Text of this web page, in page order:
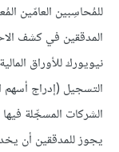
المدققين في كشف
التسجيل (إدراج
الشركات المسجِّلة
يجوز للمدققين أن